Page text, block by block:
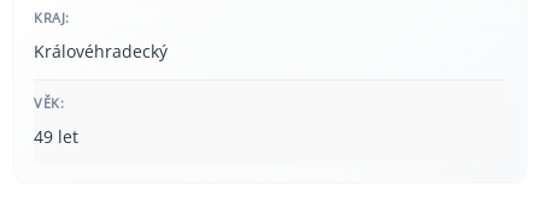
KRAJ:
Královéhradecký
VĚK:
49 let